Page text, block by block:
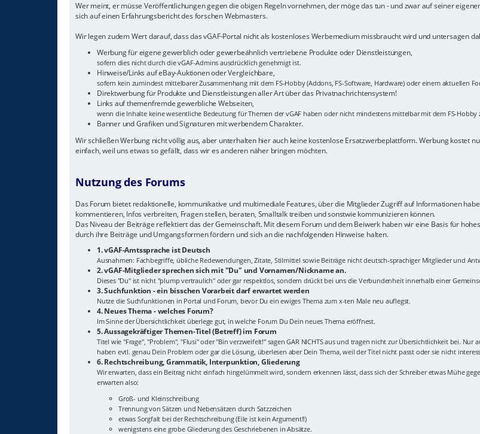
Wer meint, er müsse Veröffentlichungen gegen die obigen Regeln vornehmen, der möge das tun - und zwar auf seiner
sich auf einen Erfahrungsbericht des forschen Webmasters.
Wir legen zudem Wert darauf, dass das vGAF-Portal nicht als kostenloses Werbemedium missbraucht wird und untersagen
Werbung für eigene gewerblich oder gewerbeähnlich vertriebene Produkte oder Dienstleistungen,
sofern dies nicht durch die vGAF-Admins ausdrücklich genehmigt ist.
Hinweise/Links auf eBay-Auktionen oder Vergleichbare,
sofern kein zumindest mittelbarer Zusammenhang mit dem FS-Hobby (Addons, FS-Software, Hardware) oder einem aktuellen
Direktwerbung für Produkte und Dienstleistungen aller Art über das Privatnachrichtensystem!
Links auf themenfremde gewerbliche Webseiten,
wenn die Inhalte keine wesentliche Bedeutung für Themen der vGAF haben oder nicht mindestens mittelbar mit dem FS-Hobby
Banner und Grafiken und Signaturen mit werbendem Charakter.
Wir schließen Werbung nicht völlig aus, aber unterhalten hier auch keine kostenlose Ersatzwerbeplattform. Werbung kostet
einfach, weil uns etwas so gefällt, dass wir es anderen näher bringen möchten.
Nutzung des Forums
Das Forum bietet redaktionelle, kommunikative und multimediale Features, über die Mitglieder Zugriff auf Informationen
kommentieren, Infos verbreiten, Fragen stellen, beraten, Smalltalk treiben und sonstwie kommunizieren können.
Das Niveau der Beiträge reflektiert das der Gemeinschaft. Mit diesem Forum und dem Beiwerk haben wir eine Basis für
durch ihre Beiträge und Umgangsformen fördern und sich an die nachfolgenden Hinweise halten.
1. vGAF-Amtssprache ist Deutsch
Ausnahmen: Fachbegriffe, übliche Redewendungen, Zitate, Stilmittel sowie Beiträge nicht deutsch-sprachiger Mitglieder und
2. vGAF-Mitglieder sprechen sich mit "Du" und Vornamen/Nickname an.
Dieses "Du" ist nicht "plump vertraulich" oder gar respektlos, sondern drückt bei uns die Verbundenheit innerhalb einer
3. Suchfunktion - ein bisschen Vorarbeit darf erwartet werden
Nutze die Suchfunktionen in Portal und Forum, bevor Du ein ewiges Thema zum x-ten Male neu auflegst.
4. Neues Thema - welches Forum?
Im Sinne der Übersichtlichkeit überlege gut, in welche Forum Du Dein neues Thema eröffnest.
5. Aussagekräftiger Themen-Titel (Betreff) im Forum
Titel wie "Frage", "Problem", "Flusi" oder "Bin verzweifelt!" sagen GAR NICHTS aus und tragen nicht zur Übersichtlichkeit bei.
haben evtl. genau Dein Problem oder gar die Lösung, überlesen aber Dein Thema, weil der Titel nicht passt oder sie nicht
6. Rechtschreibung, Grammatik, Interpunktion, Gliederung
Wir erwarten, dass ein Beitrag nicht einfach hingelümmelt wird, sondern erkennen lässt, dass sich der Schreiber etwas Mühe
erwarten also:
Groß- und Kleinschreibung
Trennung von Sätzen und Nebensätzen durch Satzzeichen
etwas Sorgfalt bei der Rechtschreibung (Eile ist kein Argument!!)
wenigstens eine grobe Gliederung des Geschriebenen in Absätze.